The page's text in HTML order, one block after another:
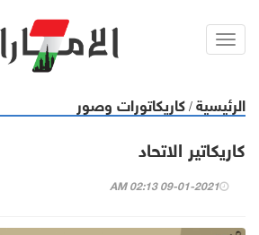
Toggl
الرئيسية / كاريكاتورات وصور
كاريكاتير الاتحاد
09-01-2021 02:13 AM